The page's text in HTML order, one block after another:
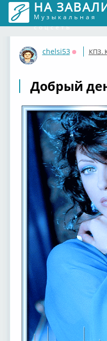
НА
Музыкальная
соцсеть
chelsi53
Оффлайн
КПЗ.
Добрый